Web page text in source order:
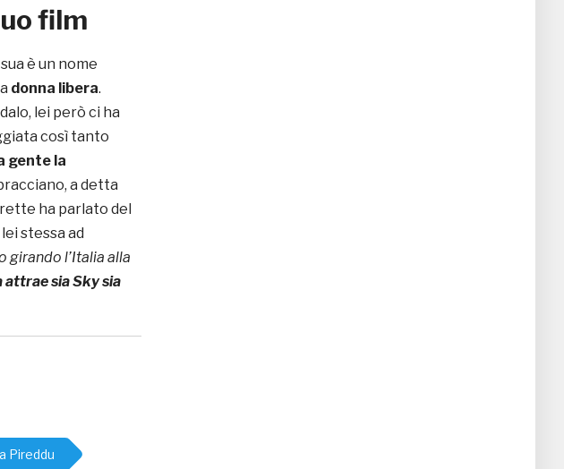
film
è un nome
donna libera.
lei però ci ha
così tanto
gente la
a detta
ha parlato del
stessa ad
girando l’Italia alla
attrae sia Sky sia
Pireddu